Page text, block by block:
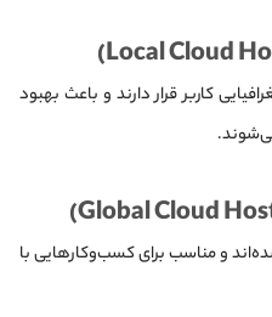
کاربر قرار دارند و باعث بهبود
و مناسب برای کسب‌وکارهایی با